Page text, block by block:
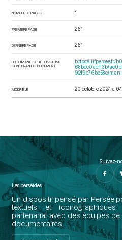
NOMBRE DE PAGES 1
PREMIÈRE PAGE 261
DERNIÈRE PAGE 261
URI DU MANIFEST IIIF DU VOLUME
CONTENANT LE DOCUMENT
https://iiif.persee.fr/
68bcc0acf13b/
92f9e76bc58e/
MODIFIÉ LE 20 octobre 2024 à
Suivez-
Les perséides
Un dispositif pensé par Persée
textuels et
partenariat avec des équipes
documentaires.